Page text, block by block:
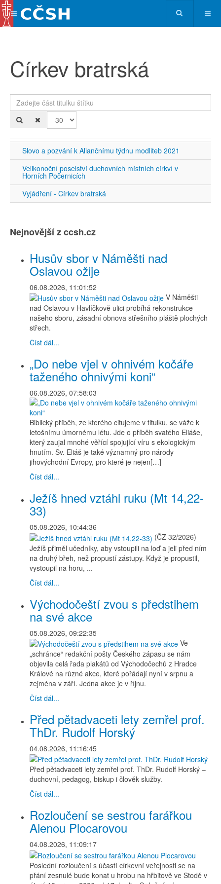
Církev bratrská
Zadejte část titulku štítku
Slovo a pozvání k Aliančnímu týdnu modliteb 2021
Velikonoční poselství duchovních místních církví v
Horních Počernicích
Vyjádření - Církev bratrská
Nejnovější z ccsh.cz
Husův sbor v Náměšti nad
Oslavou ožije
06.08.2026, 11:01:52
V Náměšti
nad Oslavou v Havlíčkově ulici probíhá rekonstrukce
našeho sboru, zásadní obnova střešního pláště plochých
střech.
Číst dál...
„Do nebe vjel v ohnivém kočáře
taženého ohnivými koni“
06.08.2026, 07:58:03
Biblický příběh, ze kterého citujeme v titulku, se váže k
letošnímu úmornému létu. Jde o příběh svatého Eliáše,
který zaujal mnohé věřící spojující víru s ekologickým
hnutím. Sv. Eliáš je také významný pro národy
jihovýchodní Evropy, pro které je nejen[…]
Číst dál...
Ježíš hned vztáhl ruku (Mt 14,22-
33)
05.08.2026, 10:44:36
(ČZ 32/2026)
Ježíš přiměl učedníky, aby vstoupili na loď a jeli před ním
na druhý břeh, než propustí zástupy. Když je propustil,
vystoupil na horu, ...
Číst dál...
Východočeští zvou s předstihem
na své akce
05.08.2026, 09:22:35
Ve
„schránce“ redakční pošty Českého zápasu se nám
objevila celá řada plakátů od Východočechů z Hradce
Králové na různé akce, které pořádají nyní v srpnu a
zejména v září. Jedna akce je v říjnu.
Číst dál...
Před pětadvaceti lety zemřel prof.
ThDr. Rudolf Horský
04.08.2026, 11:16:45
Před pětadvaceti lety zemřel prof. ThDr. Rudolf Horský –
duchovní, pedagog, biskup i člověk služby.
Číst dál...
Rozloučení se sestrou farářkou
Alenou Plocarovou
04.08.2026, 11:09:17
Poslední rozloučení s účastí církevní veřejnosti se na
přání zesnulé bude konat u hrobu na hřbitově ve Stodě v